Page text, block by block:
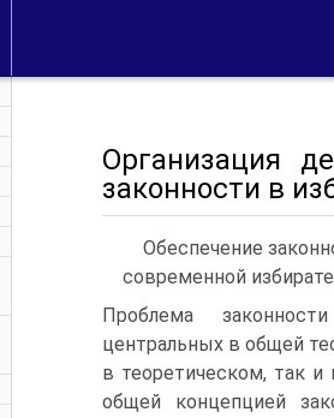
Организация
законности в
Обеспечение
современной
Проблема
центральных в общей
в теоретическом, так и
общей концепцией